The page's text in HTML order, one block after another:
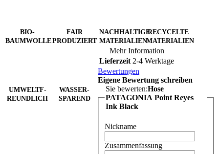
BIO-
BAUMWOLLE
FAIR
PRODUZIERT
NACHHALTIGE
MATERIALIEN
RECYCELTE
MATERIALIEN
UMWELTF-
REUNDLICH
WASSER-
SPAREND
Mehr Information
Lieferzeit 2-4 Werktage
Bewertungen
Eigene Bewertung schreiben
Sie bewerten:Hose
PATAGONIA Point Reyes
Ink Black
Nickname
Zusammenfassung